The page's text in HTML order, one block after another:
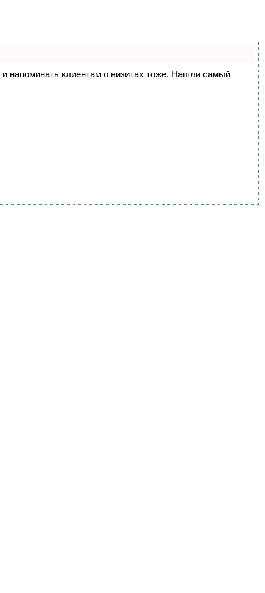
и напоминать клиентам о визитах тоже. Нашли самый